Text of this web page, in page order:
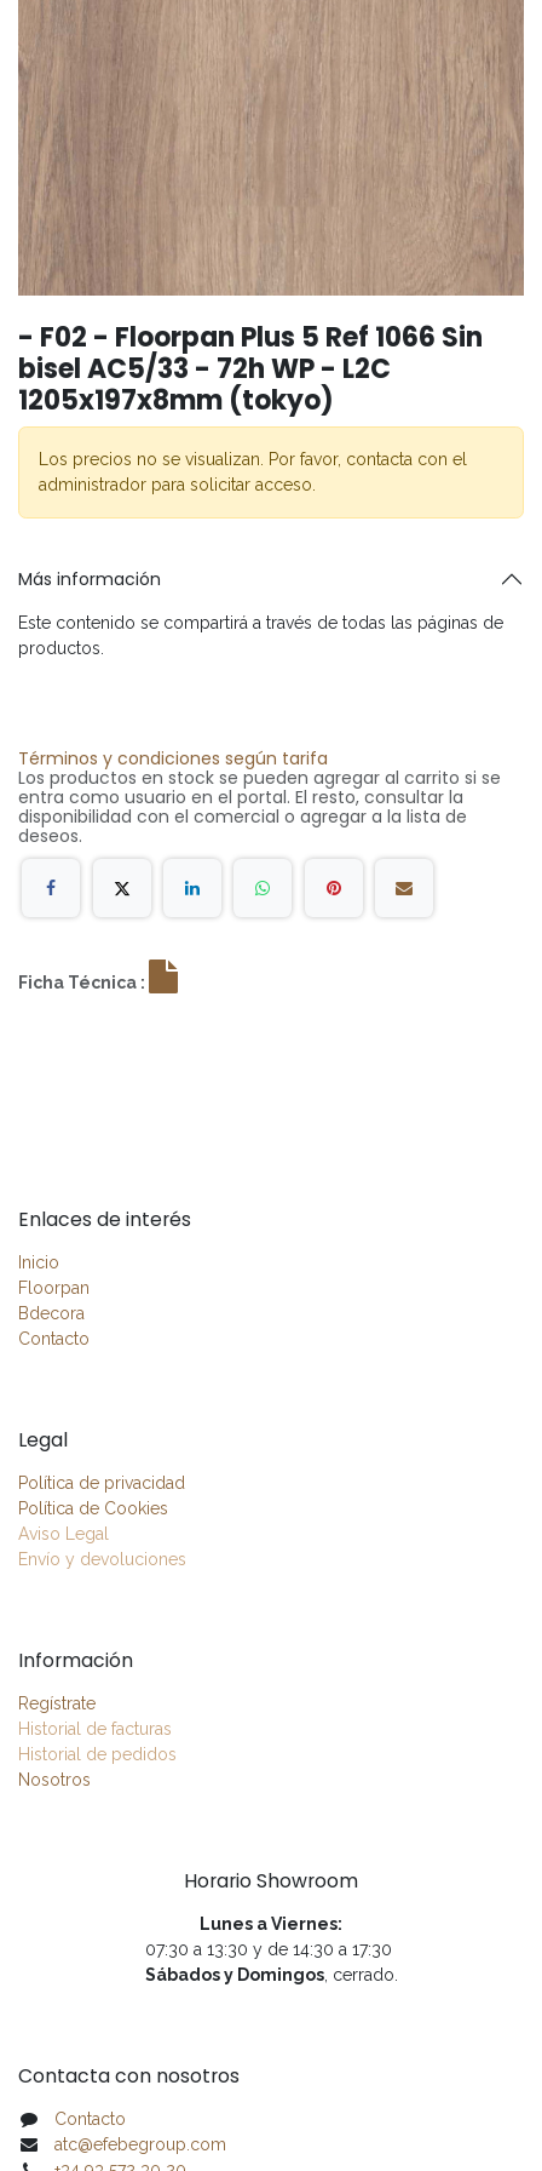
- F02 - Floorpan Plus 5 Ref 1066 Sin
bisel AC5/33 - 72h WP - L2C
1205x197x8mm (tokyo)
Los precios no se visualizan. Por favor, contacta con el
administrador para solicitar acceso.
Más información
Este contenido se compartirá a través de todas las páginas de
productos.
Términos y condiciones según tarifa
Los productos en stock se pueden agregar al carrito si se
entra como usuario en el portal. El resto, consultar la
disponibilidad con el comercial o agregar a la lista de
deseos.
Ficha Técnica :
Enlaces de interés
Inicio
Floorpan
Bdecora
Contacto
Legal
Política de privacidad
Política de Cookies
Aviso Legal
Envío y devoluciones
Información
Regístrate
Historial de facturas
Historial de pedidos
Nosotros
Horario Showroom
Lunes a Viernes:
07:30 a 13:30 y de 14:30 a 17:30
Sábados y Domingos, cerrado.
Contacta con nosotros
Contacto
atc@efebegroup.com